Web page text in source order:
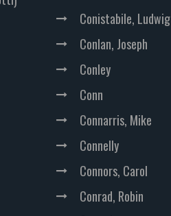
Conistabile, Ludwig
Conlan, Joseph
Conley
Conn
Connarris, Mike
Connelly
Connors, Carol
Conrad, Robin